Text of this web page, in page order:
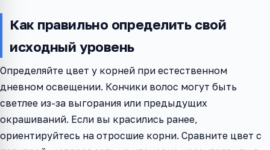
Как правильно определить свой
исходный уровень
Определяйте цвет у корней при естественном
дневном освещении. Кончики волос могут быть
светлее из-за выгорания или предыдущих
окрашиваний. Если вы красились ранее,
ориентируйтесь на отросшие корни. Сравните цвет с